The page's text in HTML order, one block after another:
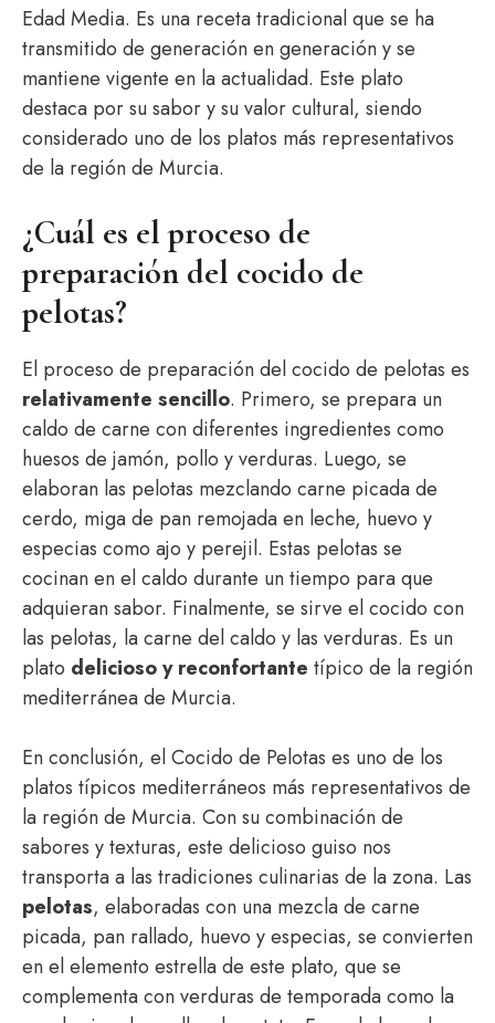
Edad Media. Es una receta tradicional que se ha
transmitido de generación en generación y se
mantiene vigente en la actualidad. Este plato
destaca por su sabor y su valor cultural, siendo
considerado uno de los platos más representativos
de la región de Murcia.
¿Cuál es el proceso de
preparación del cocido de
pelotas?
El proceso de preparación del cocido de pelotas es
relativamente sencillo. Primero, se prepara un
caldo de carne con diferentes ingredientes como
huesos de jamón, pollo y verduras. Luego, se
elaboran las pelotas mezclando carne picada de
cerdo, miga de pan remojada en leche, huevo y
especias como ajo y perejil. Estas pelotas se
cocinan en el caldo durante un tiempo para que
adquieran sabor. Finalmente, se sirve el cocido con
las pelotas, la carne del caldo y las verduras. Es un
plato delicioso y reconfortante típico de la región
mediterránea de Murcia.
En conclusión, el Cocido de Pelotas es uno de los
platos típicos mediterráneos más representativos de
la región de Murcia. Con su combinación de
sabores y texturas, este delicioso guiso nos
transporta a las tradiciones culinarias de la zona. Las
pelotas, elaboradas con una mezcla de carne
picada, pan rallado, huevo y especias, se convierten
en el elemento estrella de este plato, que se
complementa con verduras de temporada como la